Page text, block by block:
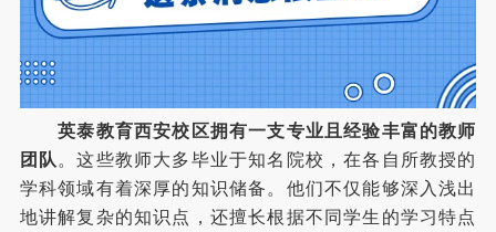
英泰教育西安校区拥有一支专业且经验丰富的教师
团队。这些教师大多毕业于知名院校，在各自所教授的
学科领域有着深厚的知识储备。他们不仅能够深入浅出
地讲解复杂的知识点，还擅长根据不同学生的学习特点